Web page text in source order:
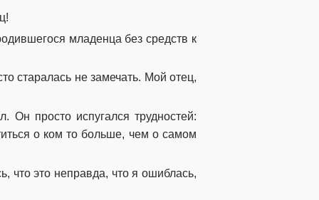
младенца без средств к
старалась не замечать. Мой отец,
Он просто испугался трудностей:
о ком то больше, чем о самом
что это неправда, что я ошиблась,